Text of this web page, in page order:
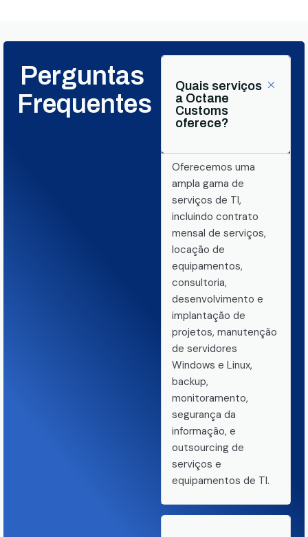
Perguntas
Frequentes
Quais serviços
a Octane
Customs
oferece?
Oferecemos uma
ampla gama de
serviços de TI,
incluindo contrato
mensal de serviços,
locação de
equipamentos,
consultoria,
desenvolvimento e
implantação de
projetos, manutenção
de servidores
Windows e Linux,
backup,
monitoramento,
segurança da
informação, e
outsourcing de
serviços e
equipamentos de TI.